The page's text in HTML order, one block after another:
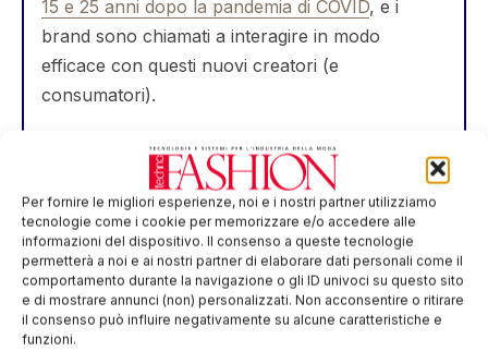
Per fornire le migliori esperienze, noi e i nostri partner utilizziamo
tecnologie come i cookie per memorizzare e/o accedere alle
informazioni del dispositivo. Il consenso a queste tecnologie
permetterà a noi e ai nostri partner di elaborare dati personali come il
comportamento durante la navigazione o gli ID univoci su questo sito
e di mostrare annunci (non) personalizzati. Non acconsentire o ritirare
il consenso può influire negativamente su alcune caratteristiche e
funzioni.
15 e 25 anni dopo la pandemia di COVID, e i
brand sono chiamati a interagire in modo
efficace con questi nuovi creatori (e
consumatori).
fornitore di tessuti realizzati su misura
chiamatoSpoonflower(ora consociata di
Shutterfly) ha parlato una volta di un “esercito di
Etsy” che ha arricchito la loro libreria di design
con oltre 1,8 milioni dicreazioni digitali , ognuna
pronta per la stampa on demand, per essere
personalizzata